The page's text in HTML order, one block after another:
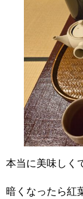
本当に美味しく
暗くなったら紅